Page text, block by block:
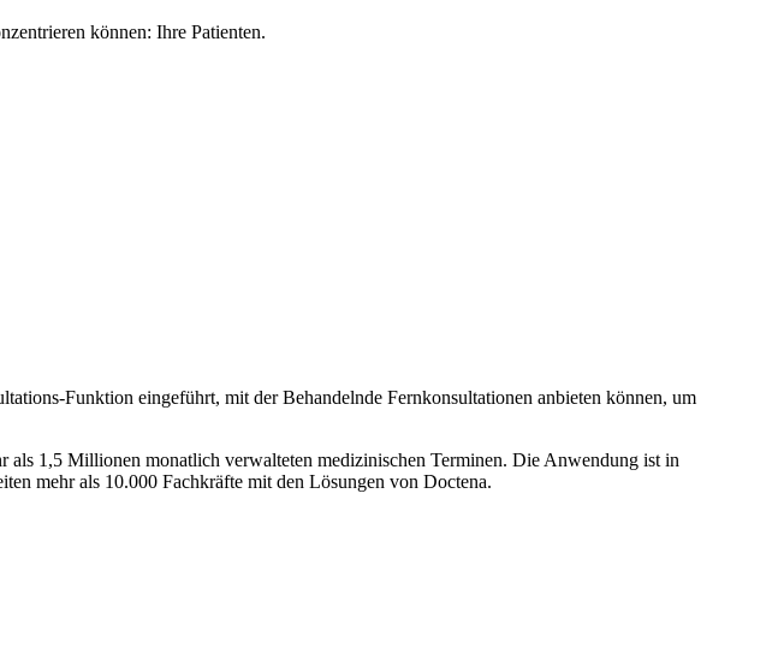
können: Ihre Patienten.
Funktion eingeführt, mit der Behandelnde Fernkonsultationen anbieten können, um
1,5 Millionen monatlich verwalteten medizinischen Terminen. Die Anwendung ist in
mehr als 10.000 Fachkräfte mit den Lösungen von Doctena.